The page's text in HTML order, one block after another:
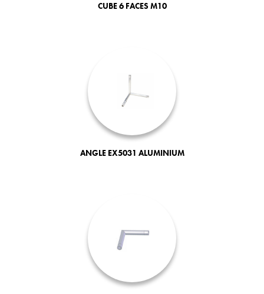
CUBE 6 FACES M10
ANGLE EX5031 ALUMINIUM